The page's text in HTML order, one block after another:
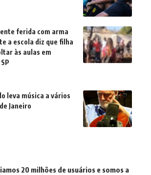
ferida com arma
a escola diz que filha
às aulas em
leva música a vários
Janeiro
20 milhões de usuários e somos a